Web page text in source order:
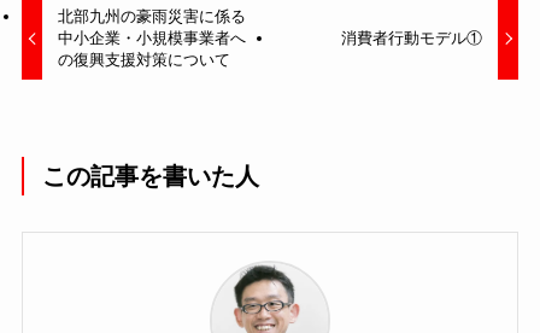
北部九州の豪雨災害に係る
中小企業・小規模事業者へ
の復興支援対策について
消費者行動モデル①
この記事を書いた人